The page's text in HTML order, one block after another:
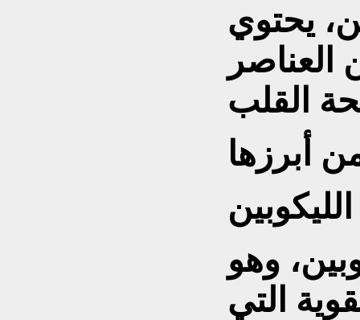
يحتوي
الليكوبين
وهو
التي